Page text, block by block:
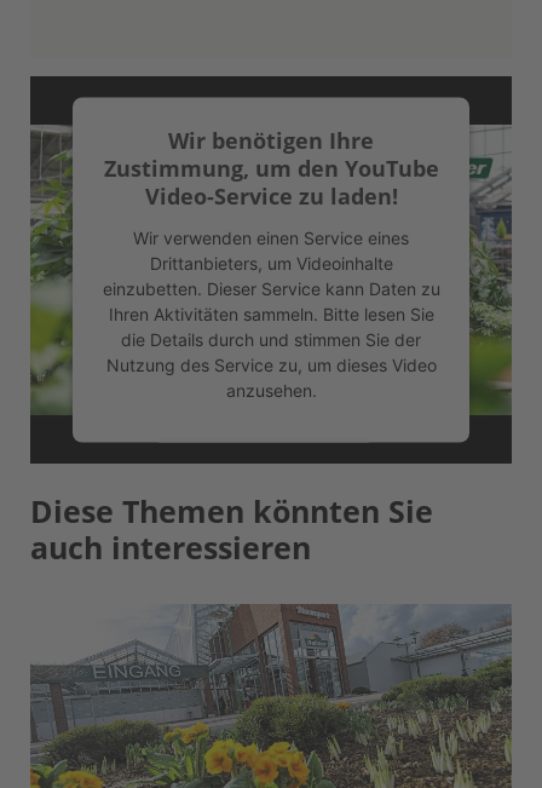
Wir benötigen Ihre
Zustimmung, um den YouTube
Video-Service zu laden!
Wir verwenden einen Service eines
Drittanbieters, um Videoinhalte
einzubetten. Dieser Service kann Daten zu
Ihren Aktivitäten sammeln. Bitte lesen Sie
die Details durch und stimmen Sie der
Nutzung des Service zu, um dieses Video
anzusehen.
Mehr Informationen
Akzeptieren
Diese Themen könnten Sie
auch interessieren